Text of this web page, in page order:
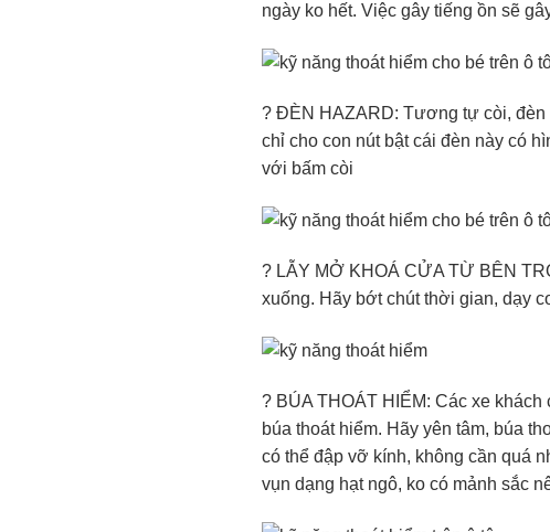
ngày ko hết. Việc gây tiếng ồn sẽ
? ĐÈN HAZARD: Tương tự còi, đèn
chỉ cho con nút bật cái đèn này có
với bấm còi
? LẪY MỞ KHOÁ CỬA TỪ BÊN
xuống. Hãy bớt chút thời gian, dạy
? BÚA THOÁT HIỂM: Các xe
búa thoát hiểm. Hãy yên tâm, búa
có thể đập vỡ kính, không cần quá
vụn dạng hạt ngô, ko có mảnh sắc